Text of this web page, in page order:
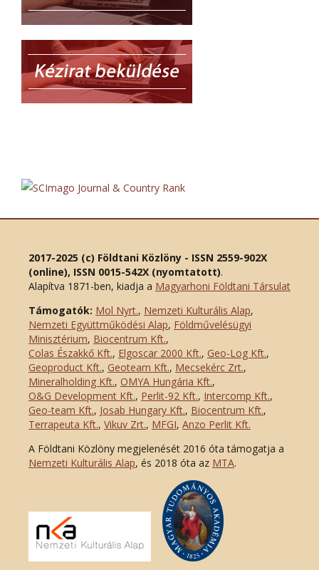
2017-2025 (c) Földtani Közlöny - ISSN 2559-902X
(online), ISSN 0015-542X (nyomtatott).
Alapítva 1871-ben, kiadja a Magyarhoni Földtani Társulat
Támogatók: Mol Nyrt., Nemzeti Kulturális Alap,
Nemzeti Együttműködési Alap, Földművelésügyi
Minisztérium, Biocentrum Kft.,
Colas Északkő Kft., Elgoscar 2000 Kft., Geo-Log Kft.,
Geoproduct Kft., Geoteam Kft., Mecsekérc Zrt.,
Mineralholding Kft., OMYA Hungária Kft.,
O&G Development Kft., Perlit-92 Kft., Intercomp Kft.,
Geo-team Kft., Josab Hungary Kft., Biocentrum Kft.,
Terrapeuta Kft., Vikuv Zrt., MFGI, Anzo Perlit Kft.
A Földtani Közlöny megjelenését 2016 óta támogatja a
Nemzeti Kulturális Alap, és 2018 óta az MTA.